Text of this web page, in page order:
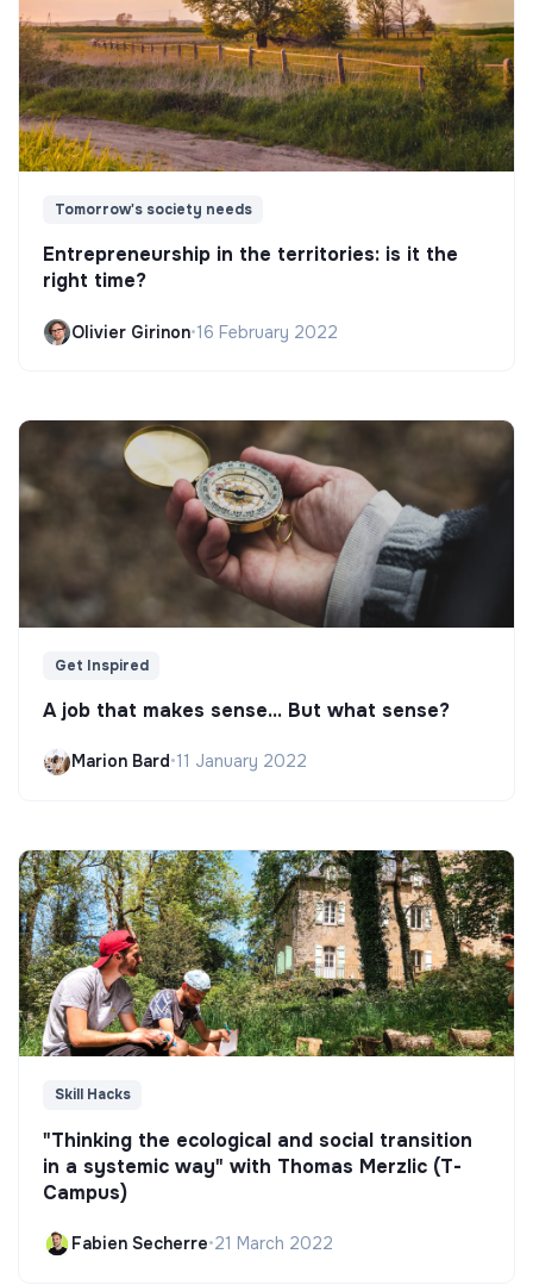
Tomorrow's society needs
Entrepreneurship in the territories: is it the
right time?
Olivier Girinon•16 February 2022
Get Inspired
A job that makes sense... But what sense?
Marion Bard•11 January 2022
Skill Hacks
"Thinking the ecological and social transition
in a systemic way" with Thomas Merzlic (T-
Campus)
Fabien Secherre•21 March 2022